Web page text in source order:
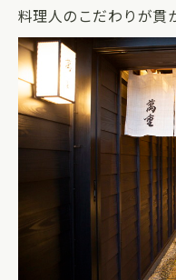
料理人のこだわりが貫